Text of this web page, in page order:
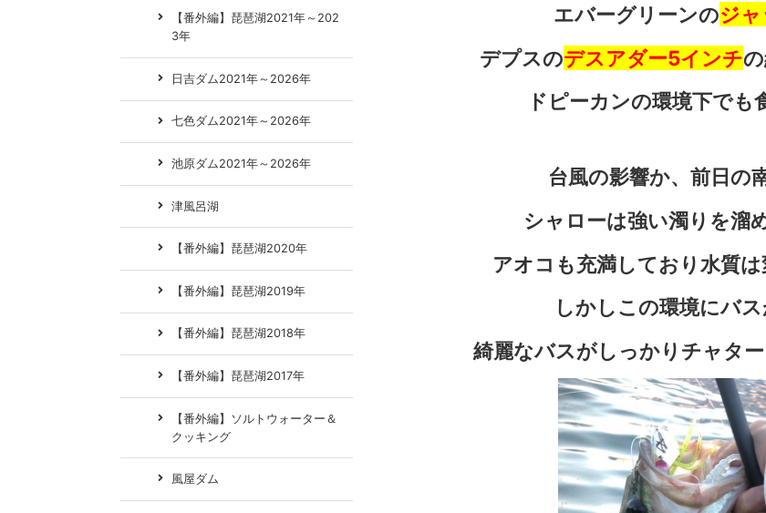
エバーグリーンのジ
デプスのデスアダー5インチ
ドピーカンの環境下で
台風の影響か、前日の
シャローは強い濁りを溜
アオコも充満しており水質は
しかしこの環境にバス
綺麗なバスがしっかりチャタ
【番外編】琵琶湖2021年～202
3年
日吉ダム2021年～2026年
七色ダム2021年～2026年
池原ダム2021年～2026年
津風呂湖
【番外編】琵琶湖2020年
【番外編】琵琶湖2019年
【番外編】琵琶湖2018年
【番外編】琵琶湖2017年
【番外編】ソルトウォーター＆
クッキング
風屋ダム